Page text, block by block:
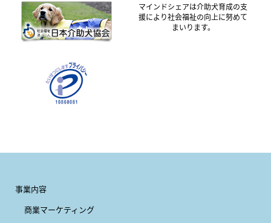
マインドシェアは介助犬育成の支
援により社会福祉の向上に努めて
まいります。
事業内容
商業マーケティング